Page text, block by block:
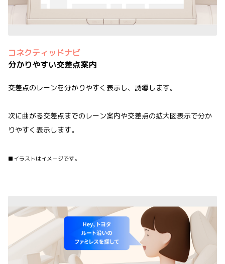
コネクティッドナビ
分かりやすい交差点案内
交差点のレーンを分かりやすく表示し、誘導します。
次に曲がる交差点までのレーン案内や交差点の拡大図表示で分か
りやすく表示します。
■イラストはイメージです。